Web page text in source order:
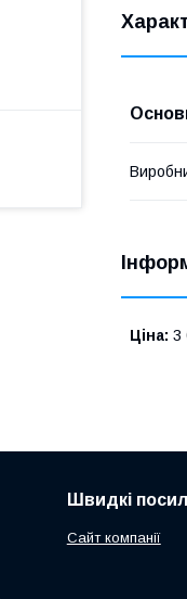
Ціна: 3
Швидкі
Сайт компанії